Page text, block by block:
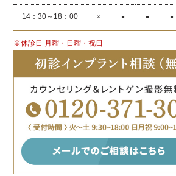
14：30～18：00 × ● ● ●
※休診日 月曜・日曜・祝日